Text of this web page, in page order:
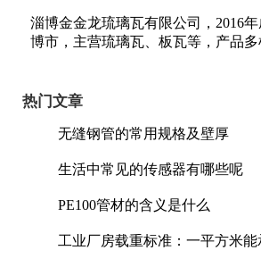
淄博金金龙琉璃瓦有限公司，2016
博市，主营琉璃瓦、板瓦等，产品多
热门文章
无缝钢管的常用规格及壁厚
生活中常见的传感器有哪些呢
PE100管材的含义是什么
工业厂房载重标准：一平方米